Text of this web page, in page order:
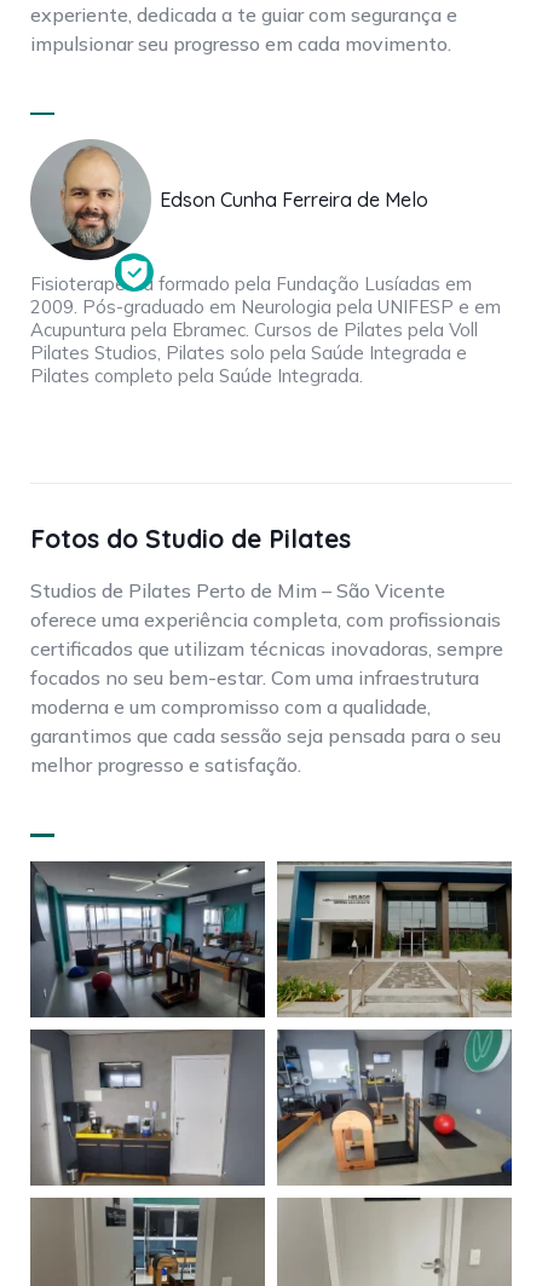
experiente, dedicada a te guiar com segurança e
impulsionar seu progresso em cada movimento.
Edson Cunha Ferreira de Melo
Fisioterapeuta formado pela Fundação Lusíadas em
2009. Pós-graduado em Neurologia pela UNIFESP e em
Acupuntura pela Ebramec. Cursos de Pilates pela Voll
Pilates Studios, Pilates solo pela Saúde Integrada e
Pilates completo pela Saúde Integrada.
Fotos do Studio de Pilates
Studios de Pilates Perto de Mim – São Vicente
oferece uma experiência completa, com profissionais
certificados que utilizam técnicas inovadoras, sempre
focados no seu bem-estar. Com uma infraestrutura
moderna e um compromisso com a qualidade,
garantimos que cada sessão seja pensada para o seu
melhor progresso e satisfação.